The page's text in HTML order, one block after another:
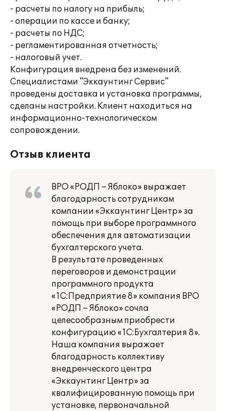
- расчеты по налогу на прибыль;
- операции по кассе и банку;
- расчеты по НДС;
- регламентированная отчетность;
- налоговый учет.
Конфигурация внедрена без изменений.
Специалистами "Эккаунтинг Сервис"
проведены доставка и установка программы,
сделаны настройки. Клиент находиться на
информационно-технологическом
сопровождении.
Отзыв клиента
ВРО «РОДП – Яблоко» выражает
благодарность сотрудникам
компании «Эккаунтинг Центр» за
помощь при выборе программного
обеспечения для автоматизации
бухгалтерского учета.
В результате проведенных
переговоров и демонстрации
программного продукта
«1С:Предприятие 8» компания ВРО
«РОДП – Яблоко» сочла
целесообразным приобрести
конфигурацию «1С:Бухгалтерия 8».
Наша компания выражает
благодарность коллективу
внедренческого центра
«Эккаунтинг Центр» за
квалифицированную помощь при
установке, первоначальной